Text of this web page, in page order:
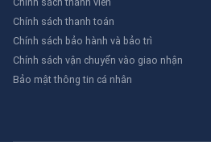
Chính sách thanh toán
Chính sách bảo hành và bảo trì
Chính sách vận chuyển vào giao nhận
Bảo mật thông tin cá nhân